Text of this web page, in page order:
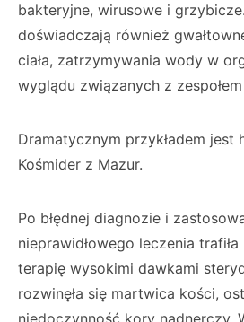
bakteryjne, wirusowe i
doświadczają również
ciała, zatrzymywania wody w
wyglądu związanych z
Dramatycznym przykładem jest
Kośmider z Mazur.
Po błędnej diagnozie i
nieprawidłowego leczenia
terapię wysokimi dawkami
rozwinęła się martwica kości,
niedoczynność kory nadnerczy.